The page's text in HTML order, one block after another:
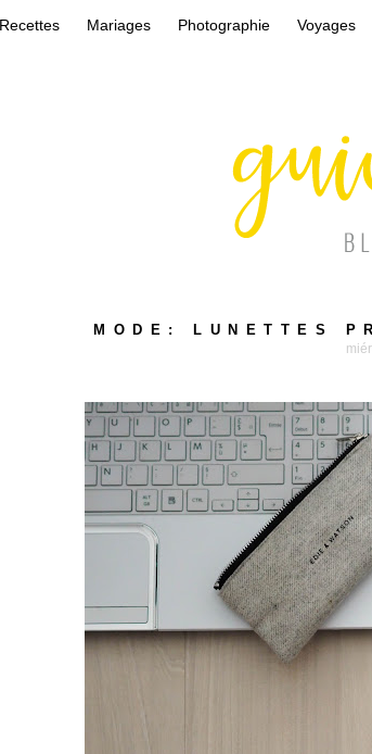
Recettes Mariages Photographie Voyages
MODE: LUNETTES